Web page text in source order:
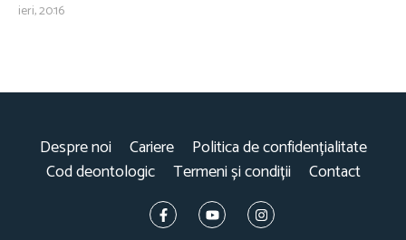
ieri, 20:16
Despre noi Cariere
Politica de confidențialitate
Cod deontologic
Termeni și condiții Contact